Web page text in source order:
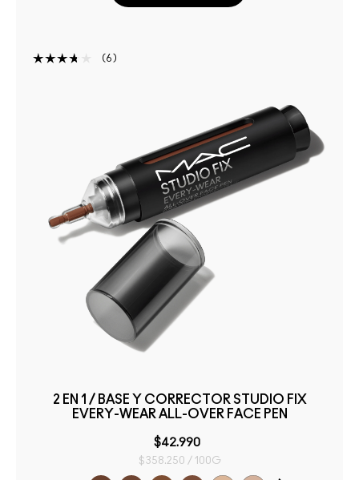
6
2 EN 1 / BASE Y CORRECTOR STUDIO FIX
EVERY-WEAR ALL-OVER FACE PEN
$42.990
$358.250 / 100G